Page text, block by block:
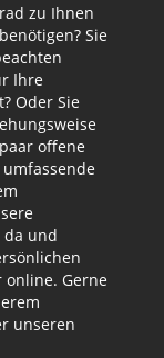
zu Ihnen
Sie
Ihre
Oder Sie
offene
und
online. Gerne
unseren